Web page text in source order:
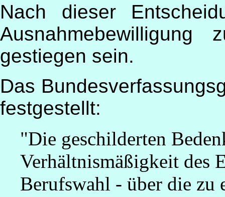
Nach dieser
gestiegen sein.
Das
festgestellt:
"Die geschilderten
Verhältnismäßigkeit des
Berufswahl - über die zu